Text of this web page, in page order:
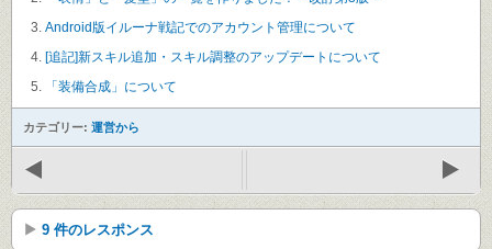
Android版イルーナ戦記でのアカウント管理について
[追記]新スキル追加・スキル調整のアップデートについて
「装備合成」について
カテゴリー: 運営から
9 件のレスポンス